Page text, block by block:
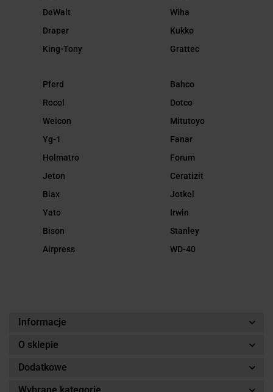
DeWalt
Draper
King-Tony
Wiha
Kukko
Grattec
Pferd
Rocol
Weicon
Yg-1
Holmatro
Jeton
Biax
Yato
Bison
Airpress
Bahco
Dotco
Mitutoyo
Fanar
Forum
Ceratizit
Jotkel
Irwin
Stanley
WD-40
Informacje
O sklepie
Dodatkowe